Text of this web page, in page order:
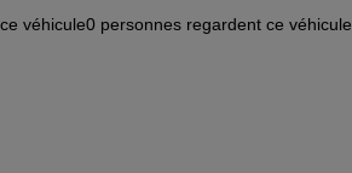
ce véhicule0 personnes regardent ce véhicule